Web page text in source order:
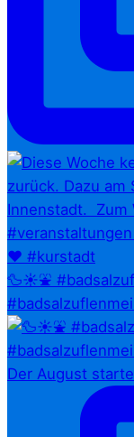
🦆☀️⛲
Der August